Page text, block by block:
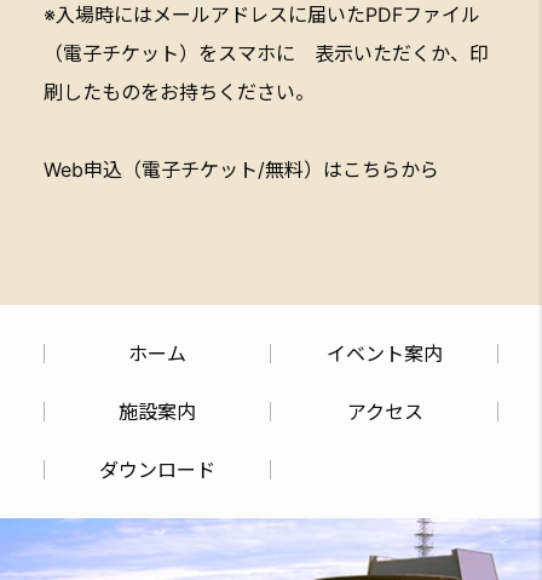
※入場時にはメールアドレスに届いたPDFファイル
（電子チケット）をスマホに 表示いただくか、印
刷したものをお持ちください。
Web申込（電子チケット/無料）はこちらから
ホーム イベント案内
施設案内 アクセス
ダウンロード